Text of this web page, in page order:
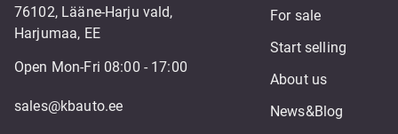
76102, Lääne-Harju vald,
Harjumaa, EE
Open Mon-Fri 08:00 - 17:00
sales@kbauto.ee
For sale
Start selling
About us
News&Blog